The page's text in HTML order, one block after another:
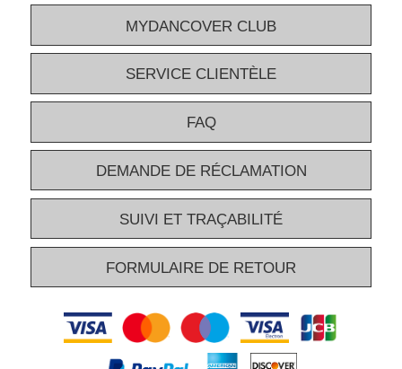
MYDANCOVER CLUB
SERVICE CLIENTÈLE
FAQ
DEMANDE DE RÉCLAMATION
SUIVI ET TRAÇABILITÉ
FORMULAIRE DE RETOUR